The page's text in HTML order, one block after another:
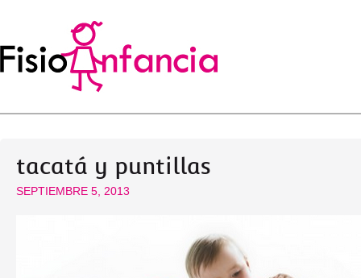
tacatá y puntillas
SEPTIEMBRE 5, 2013